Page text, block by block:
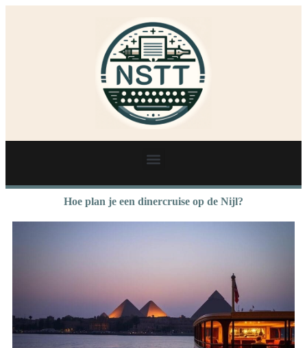
Hoe plan je een dinercruise op de Nijl?